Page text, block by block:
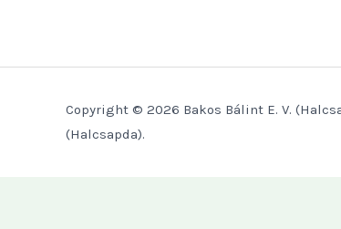
Copyright © 2026 Bakos Bálint E. V.
(Halcsapda).